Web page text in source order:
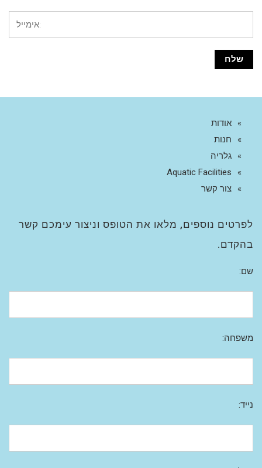
אודות
חנות
גלריה
Aquatic Facilities
צור קשר
לפרטים נוספים, מלאו את הטופס וניצור עימכם קשר
בהקדם.
שם:
משפחה:
נייד: